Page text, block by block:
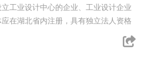
工业设计中心的企业、工业设计企业
在湖北省内注册，具有独立法人资格